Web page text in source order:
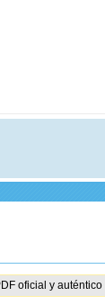
oficial y auténtico